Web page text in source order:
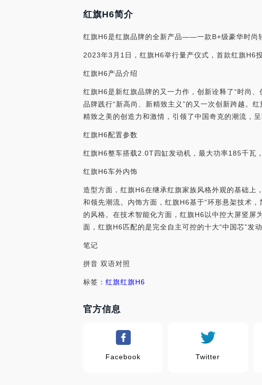
红旗H6简介
红旗H6是红旗品牌的全新产品——一款B+级豪华时尚
2023年3月1日，红旗H6举行量产仪式，首款红旗H6投
红旗H6产品介绍
红旗H6是新红旗品牌的又一力作，创新诠释了“时尚
品牌践行“新高尚、新精致主义”的又一次创新跨越。
精致之美的创造力和激情，引领了中国奇克的潮流，呈
红旗H6配置参数
红旗H6整车搭载2.0T四缸发动机，最大功率185千瓦
红旗H6车外内饰
造型方面，红旗H6在继承红旗家族风格外观的基础上
和领先潮流。内饰方面，红旗H6基于“环形悬架技术
的风格。在技术智能化方面，红旗H6以中控大屏竖屏
面，红旗H6匹配的是完全自主可控的十大“中国芯”发
笔记
拼音 双语对照
标签： 红旗红旗H6
官方信息
Facebook Twitter